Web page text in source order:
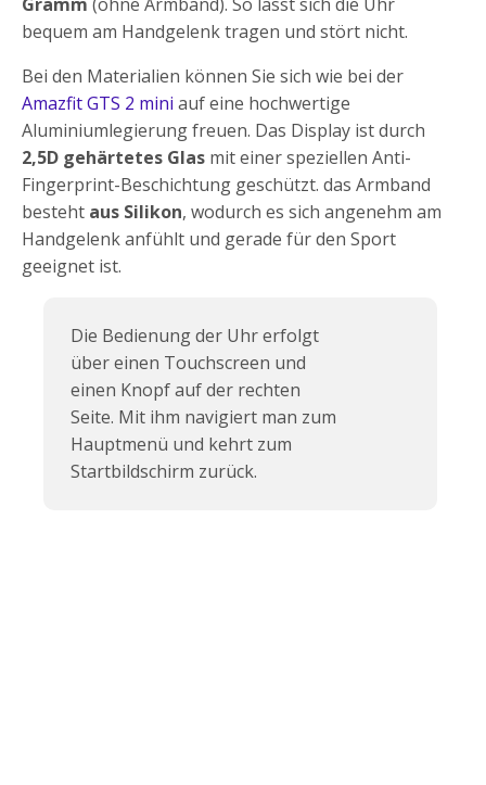
bequem am Handgelenk tragen und stört nicht.
Bei den Materialien können Sie sich wie bei der
Amazfit GTS 2 mini auf eine hochwertige
Aluminiumlegierung freuen. Das Display ist durch
2,5D gehärtetes Glas mit einer speziellen Anti-
Fingerprint-Beschichtung geschützt. das Armband
besteht aus Silikon, wodurch es sich angenehm am
Handgelenk anfühlt und gerade für den Sport
geeignet ist.
Die Bedienung der Uhr erfolgt
über einen Touchscreen und
einen Knopf auf der rechten
Seite. Mit ihm navigiert man zum
Hauptmenü und kehrt zum
Startbildschirm zurück.